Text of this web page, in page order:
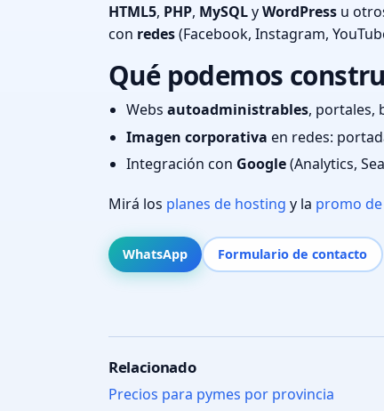
HTML5, PHP, MySQLyWordPress u
con redes(Facebook, Instagram,
Qué podemos
Webs autoadministrables, portales,
Imagen corporativa en redes:
Integración con Google(Analytics,
Mirá los planes de hosting y la promo
WhatsApp Formulario de contacto
Relacionado
Precios para pymes por provincia